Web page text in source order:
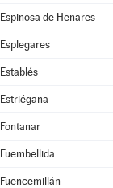
Espinosa de Henares
Esplegares
Establés
Estriégana
Fontanar
Fuembellida
Fuencemillán